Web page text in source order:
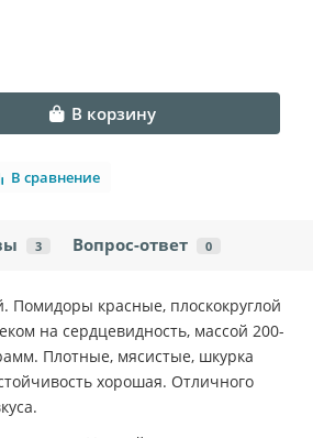
В корзину
В сравнение
3 Вопрос-ответ 0
Помидоры красные, плоскокруглой
на сердцевидность, массой 200-
Плотные, мясистые, шкурка
хорошая. Отличного